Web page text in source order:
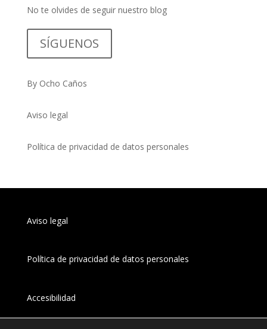
No te olvides de seguir nuestro blog
SÍGUENOS
By Ocho Caños
Aviso legal
Política de privacidad de datos personales
Aviso legal
Política de privacidad de datos personales
Accesibilidad